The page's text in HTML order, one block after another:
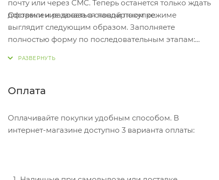
почту или через СМС. Теперь останется только ждать
доставки и радоваться новой покупке.
Оформление заказа в стандартном режиме
выглядит следующим образом. Заполняете
полностью форму по последовательным этапам:
Нажмите кнопку «Оформить заказ».
Оплата
Оплачивайте покупки удобным способом. В
интернет-магазине доступно 3 варианта оплаты: